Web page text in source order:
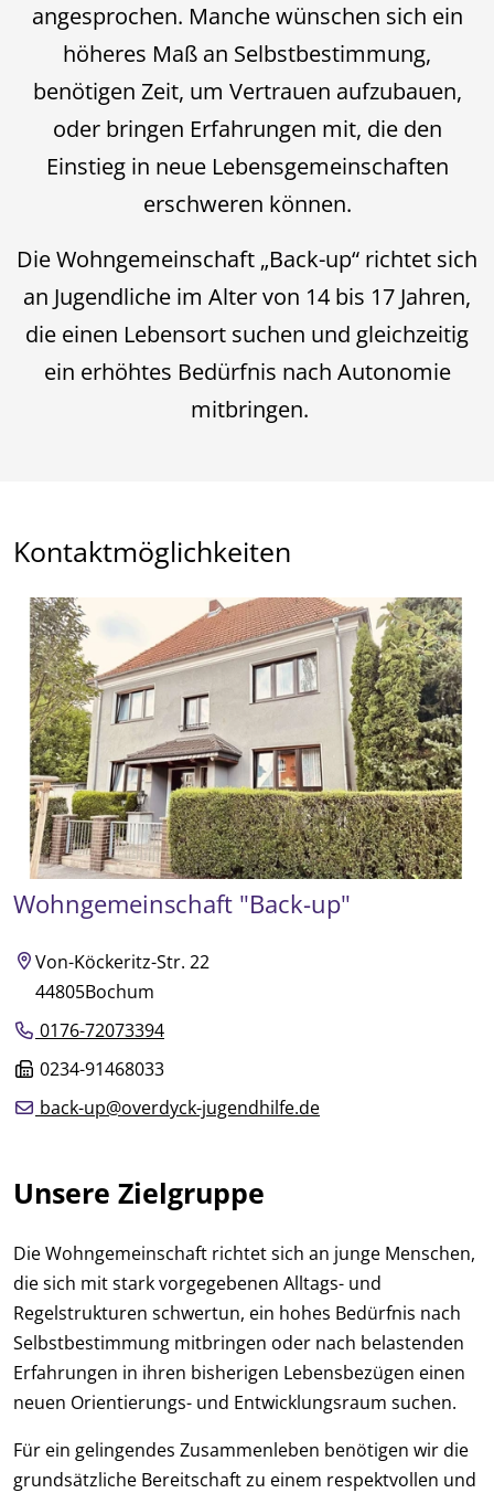
angesprochen. Manche wünschen sich ein
höheres Maß an Selbstbestimmung,
benötigen Zeit, um Vertrauen aufzubauen,
oder bringen Erfahrungen mit, die den
Einstieg in neue Lebensgemeinschaften
erschweren können.
Die Wohngemeinschaft „Back-up“ richtet sich
an Jugendliche im Alter von 14 bis 17 Jahren,
die einen Lebensort suchen und gleichzeitig
ein erhöhtes Bedürfnis nach Autonomie
mitbringen.
Kontaktmöglichkeiten
Wohngemeinschaft "Back-up"
Von-Köckeritz-Str. 22
44805Bochum
0176-72073394
0234-91468033
back-up@overdyck-jugendhilfe.de
Unsere Zielgruppe
Die Wohngemeinschaft richtet sich an junge Menschen,
die sich mit stark vorgegebenen Alltags- und
Regelstrukturen schwertun, ein hohes Bedürfnis nach
Selbstbestimmung mitbringen oder nach belastenden
Erfahrungen in ihren bisherigen Lebensbezügen einen
neuen Orientierungs- und Entwicklungsraum suchen.
Für ein gelingendes Zusammenleben benötigen wir die
grundsätzliche Bereitschaft zu einem respektvollen und